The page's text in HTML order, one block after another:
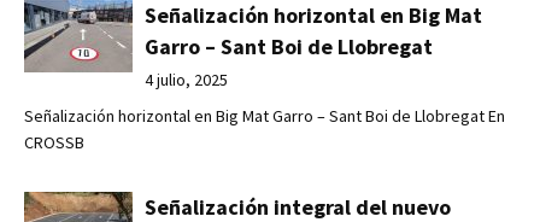
Señalización horizontal en Big Mat
Garro – Sant Boi de Llobregat
4 julio, 2025
Señalización horizontal en Big Mat Garro – Sant Boi de Llobregat En
CROSSB
Señalización integral del nuevo